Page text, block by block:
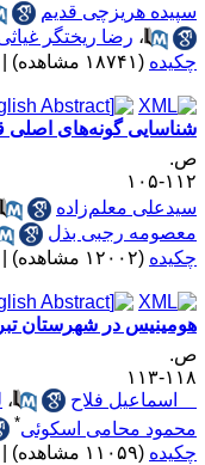
هریزچی قدیم
،رضا ریختگر غیاثی
(۱۸۷۴۱ مشاهده) |
گونه‌های اصلی
۱۰۵
معلم‌زاده
،
رجبی بذل
(۱۲۰۰۲ مشاهده) |
در شهرستان تبریز
۱۱۳
فلاح
،
محامی اسکوئی
(۱۱۰۵۹ مشاهده) |